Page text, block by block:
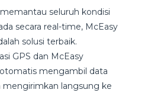
seluruh kondisi
secara real-time, McEasy
solusi terbaik.
GPS dan McEasy
mengambil data
mengirimkan langsung ke